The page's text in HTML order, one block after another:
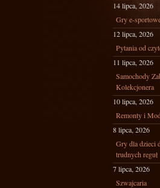
14 lipca, 2026
Gry e-
12 lipca, 2026
Pytania od
11 lipca, 2026
Samochody
Kolekcjonera
10 lipca, 2026
Remonty i
8 lipca, 2026
Gry dla dzieci
trudnych reguł
7 lipca, 2026
Szwajcaria